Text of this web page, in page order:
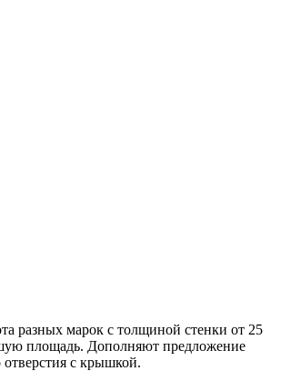
разных марок с толщиной стенки от 25
площадь. Дополняют предложение
с крышкой.